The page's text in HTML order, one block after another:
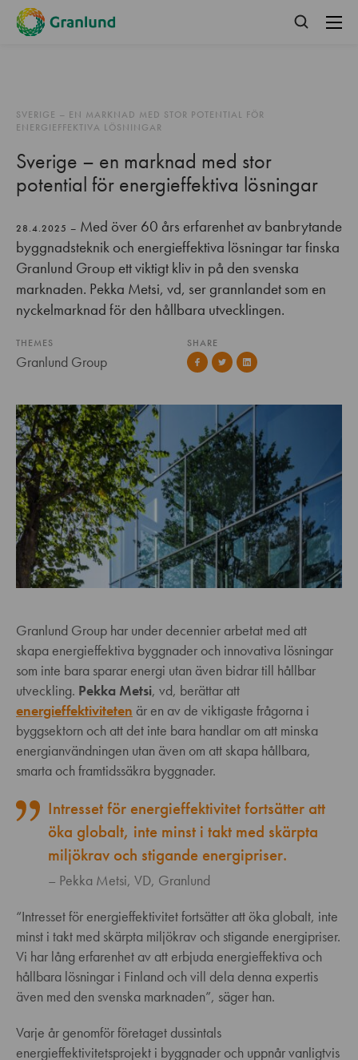
SVERIGE – EN MARKNAD MED STOR POTENTIAL FÖR
ENERGIEFFEKTIVA LÖSNINGAR
Sverige – en marknad med stor
potential för energieffektiva lösningar
28.4.2025 – Med över 60 års erfarenhet av banbrytande
byggnadsteknik och energieffektiva lösningar tar finska
Granlund Group ett viktigt kliv in på den svenska
marknaden. Pekka Metsi, vd, ser grannlandet som en
nyckelmarknad för den hållbara utvecklingen.
THEMES
Granlund Group
SHARE
Granlund Group har under decennier arbetat med att
skapa energieffektiva byggnader och innovativa lösningar
som inte bara sparar energi utan även bidrar till hållbar
utveckling. Pekka Metsi, vd, berättar att
energieffektiviteten är en av de viktigaste frågorna i
byggsektorn och att det inte bara handlar om att minska
energianvändningen utan även om att skapa hållbara,
smarta och framtidssäkra byggnader.
Intresset för energieffektivitet fortsätter att
öka globalt, inte minst i takt med skärpta
miljökrav och stigande energipriser.
Pekka Metsi, VD, Granlund
“Intresset för energieffektivitet fortsätter att öka globalt, inte
minst i takt med skärpta miljökrav och stigande energipriser.
Vi har lång erfarenhet av att erbjuda energieffektiva och
hållbara lösningar i Finland och vill dela denna expertis
även med den svenska marknaden”, säger han.
Varje år genomför företaget dussintals
energieffektivitetsprojekt i byggnader och uppnår vanligtvis